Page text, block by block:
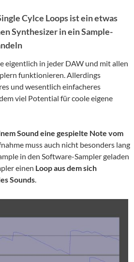
Cylce Loops ist ein etwas
Synthesizer in ein Sample-
eigentlich in jeder DAW und mit allen
funktionieren. Allerdings
und wesentlich einfacheres
viel Potential für coole eigene
Sound eine gespielte Note vom
muss auch nicht besonders lang
in den Software-Sampler geladen
einen Loop aus dem sich
Sounds.